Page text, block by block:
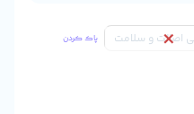
پاک کردن